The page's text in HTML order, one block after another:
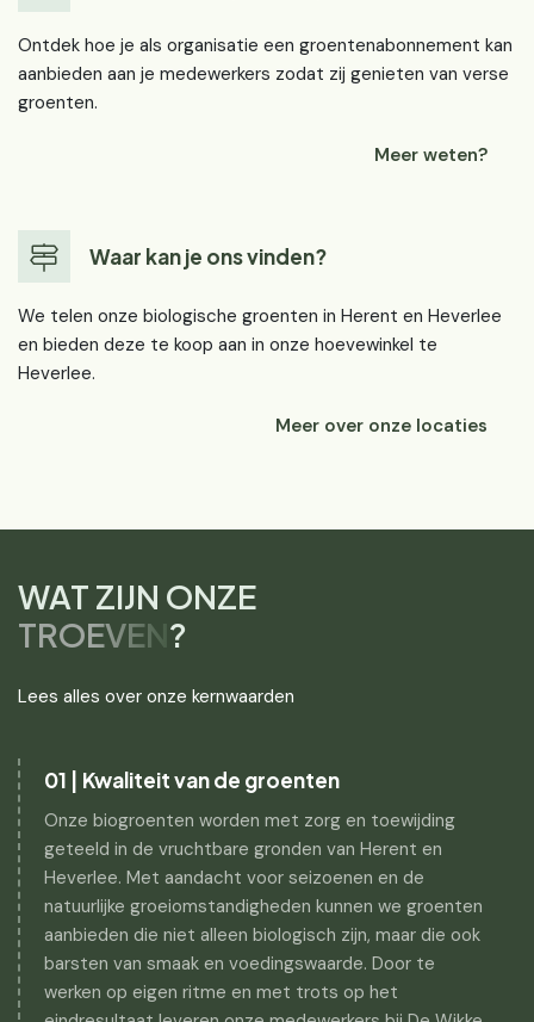
Ontdek hoe je als organisatie een groentenabonnement kan
aanbieden aan je medewerkers zodat zij genieten van verse
groenten.
Meer weten?
Waar kan je ons vinden?
We telen onze biologische groenten in Herent en Heverlee
en bieden deze te koop aan in onze hoevewinkel te
Heverlee.
Meer over onze locaties
WAT ZIJN ONZE
TROEVEN?
Lees alles over onze kernwaarden
01 | Kwaliteit van de groenten
Onze biogroenten worden met zorg en toewijding
geteeld in de vruchtbare gronden van Herent en
Heverlee. Met aandacht voor seizoenen en de
natuurlijke groeiomstandigheden kunnen we groenten
aanbieden die niet alleen biologisch zijn, maar die ook
barsten van smaak en voedingswaarde. Door te
werken op eigen ritme en met trots op het